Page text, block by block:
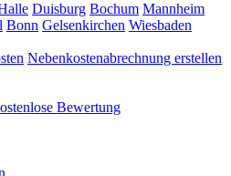
Duisburg Bochum Mannheim
Bonn Gelsenkirchen Wiesbaden
Nebenkostenabrechnung erstellen
Bewertung